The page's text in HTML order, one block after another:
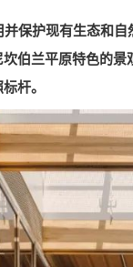
保护现有生态和
伯兰平原特色的
杆。